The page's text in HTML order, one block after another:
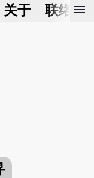
关于 联络我
menu